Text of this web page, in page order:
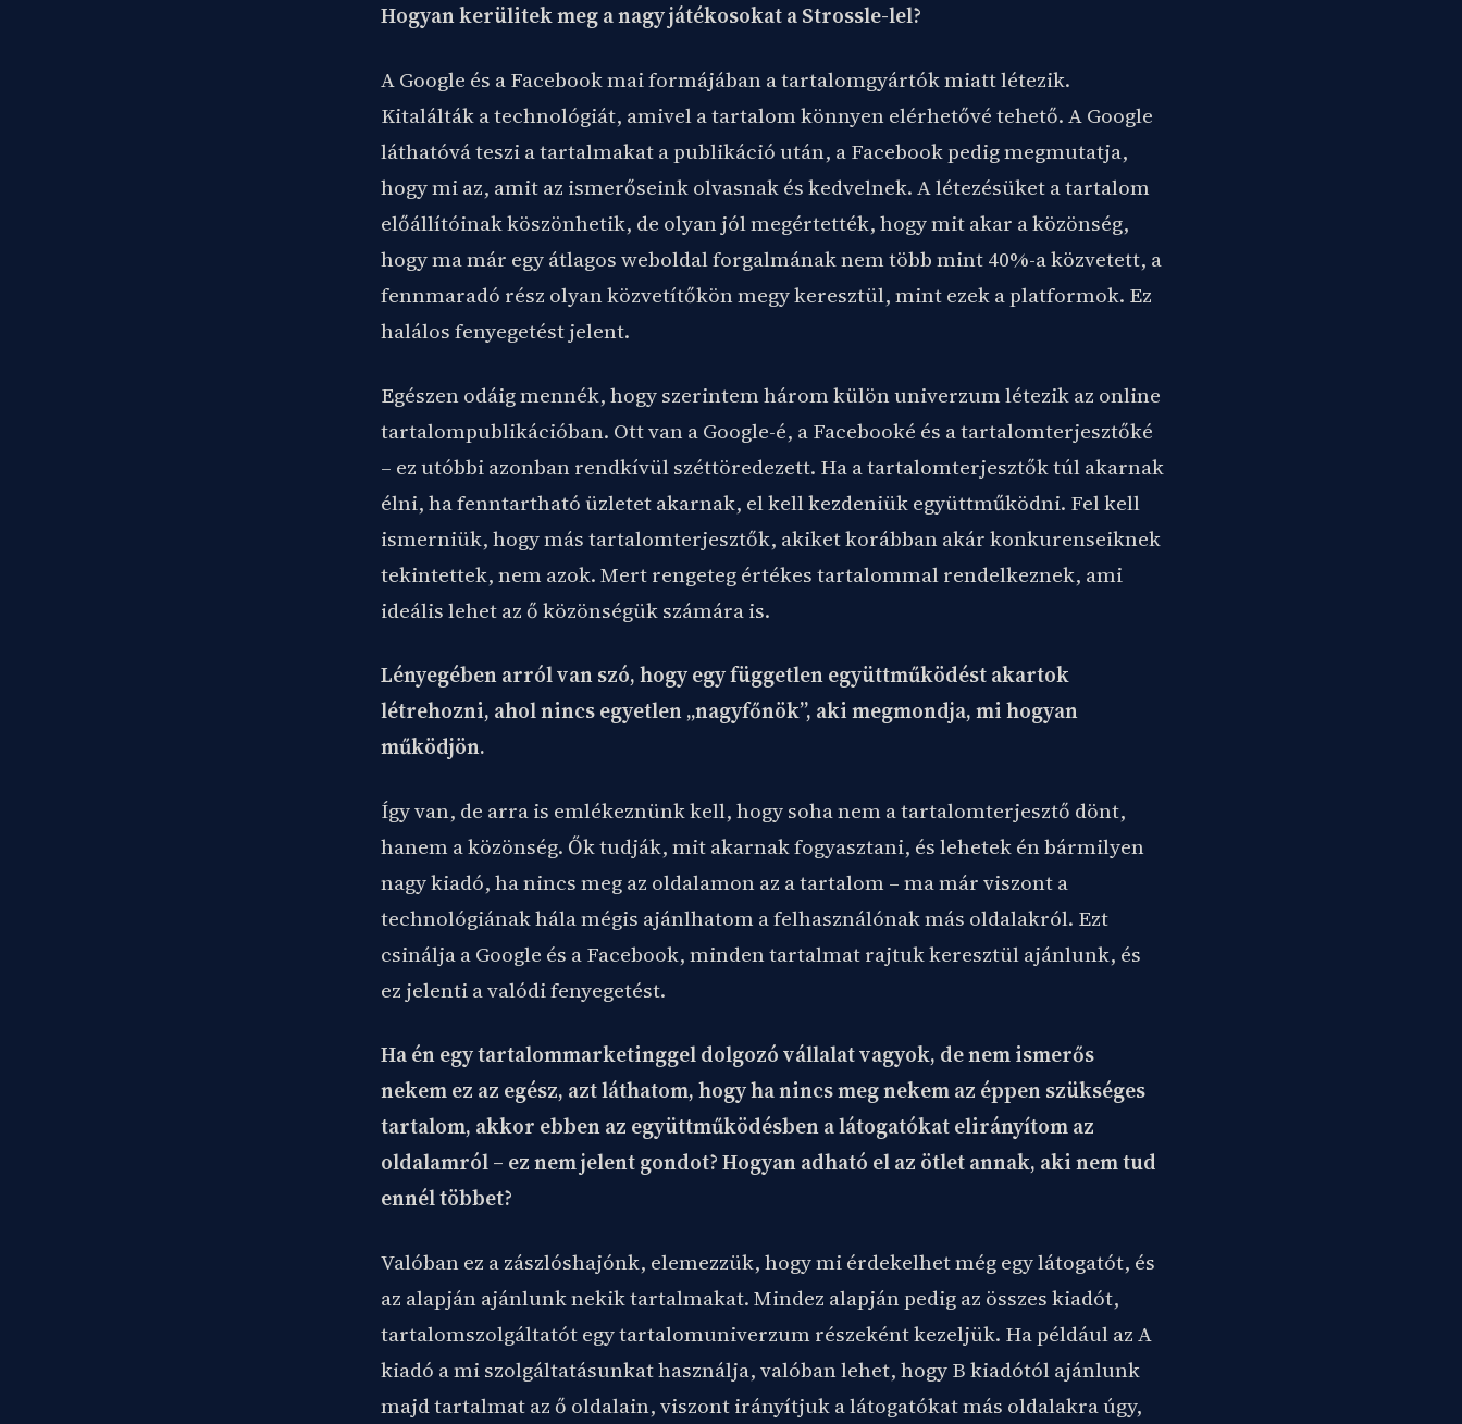
Hogyan kerülitek meg a nagy játékosokat a Strossle-lel?
A Google és a Facebook mai formájában a tartalomgyártók miatt létezik.
Kitalálták a technológiát, amivel a tartalom könnyen elérhetővé tehető. A Google
láthatóvá teszi a tartalmakat a publikáció után, a Facebook pedig megmutatja,
hogy mi az, amit az ismerőseink olvasnak és kedvelnek. A létezésüket a tartalom
előállítóinak köszönhetik, de olyan jól megértették, hogy mit akar a közönség,
hogy ma már egy átlagos weboldal forgalmának nem több mint 40%-a közvetett, a
fennmaradó rész olyan közvetítőkön megy keresztül, mint ezek a platformok. Ez
halálos fenyegetést jelent.
Egészen odáig mennék, hogy szerintem három külön univerzum létezik az online
tartalompublikációban. Ott van a Google-é, a Facebooké és a tartalomterjesztőké
– ez utóbbi azonban rendkívül széttöredezett. Ha a tartalomterjesztők túl akarnak
élni, ha fenntartható üzletet akarnak, el kell kezdeniük együttműködni. Fel kell
ismerniük, hogy más tartalomterjesztők, akiket korábban akár konkurenseiknek
tekintettek, nem azok. Mert rengeteg értékes tartalommal rendelkeznek, ami
ideális lehet az ő közönségük számára is.
Lényegében arról van szó, hogy egy független együttműködést akartok
létrehozni, ahol nincs egyetlen „nagyfőnök”, aki megmondja, mi hogyan
működjön.
Így van, de arra is emlékeznünk kell, hogy soha nem a tartalomterjesztő dönt,
hanem a közönség. Ők tudják, mit akarnak fogyasztani, és lehetek én bármilyen
nagy kiadó, ha nincs meg az oldalamon az a tartalom – ma már viszont a
technológiának hála mégis ajánlhatom a felhasználónak más oldalakról. Ezt
csinálja a Google és a Facebook, minden tartalmat rajtuk keresztül ajánlunk, és
ez jelenti a valódi fenyegetést.
Ha én egy tartalommarketinggel dolgozó vállalat vagyok, de nem ismerős
nekem ez az egész, azt láthatom, hogy ha nincs meg nekem az éppen szükséges
tartalom, akkor ebben az együttműködésben a látogatókat elirányítom az
oldalamról – ez nem jelent gondot? Hogyan adható el az ötlet annak, aki nem tud
ennél többet?
Valóban ez a zászlóshajónk, elemezzük, hogy mi érdekelhet még egy látogatót, és
az alapján ajánlunk nekik tartalmakat. Mindez alapján pedig az összes kiadót,
tartalomszolgáltatót egy tartalomuniverzum részeként kezeljük. Ha például az A
kiadó a mi szolgáltatásunkat használja, valóban lehet, hogy B kiadótól ajánlunk
majd tartalmat az ő oldalain, viszont irányítjuk a látogatókat más oldalakra úgy,